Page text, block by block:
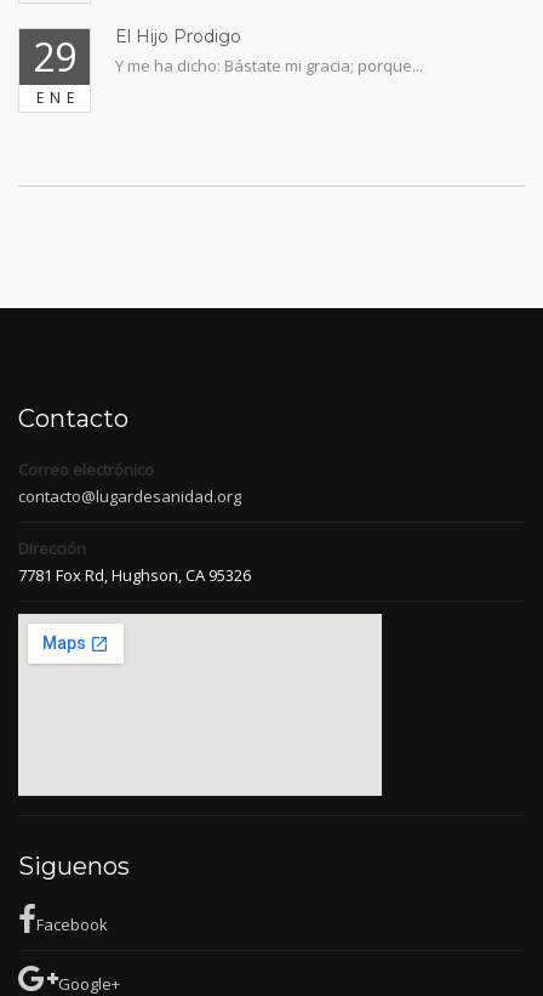
29
ENE
El Hijo Prodigo
Y me ha dicho: Bástate mi gracia; porque...
Contacto
Correo electrónico
contacto@lugardesanidad.org
Dirección
7781 Fox Rd, Hughson, CA 95326
Siguenos
Facebook
Google+